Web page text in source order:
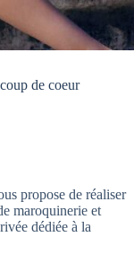
de coeur
propose de réaliser
maroquinerie et
dédiée à la